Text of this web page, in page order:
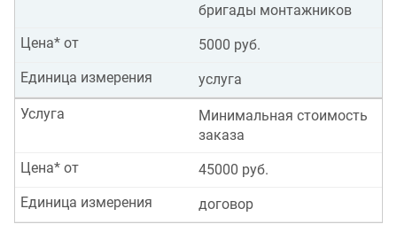
бригады монтажников
5000 руб.
Цена* от
услуга
Единица измерения
Минимальная стоимость
заказа
Услуга
45000 руб.
Цена* от
договор
Единица измерения